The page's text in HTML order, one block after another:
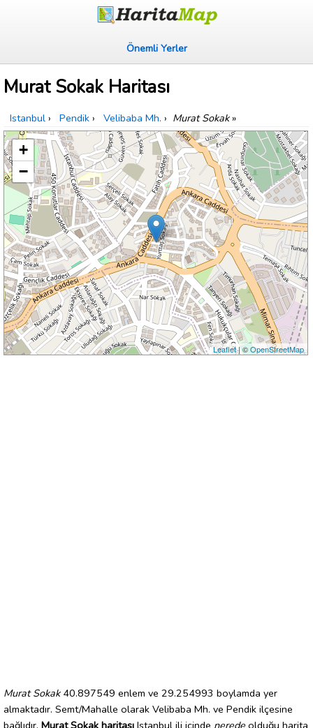
Önemli Yerler
Murat Sokak Haritası
Istanbul › Pendik › Velibaba Mh. › Murat Sokak»
+
−
Leaflet| ©OpenStreetMap
Murat Sokak40.897549 enlem ve 29.254993 boylamda yer
almaktadır. Semt/Mahalle olarak Velibaba Mh. ve Pendik ilçesine
bağlıdır. Murat Sokak haritası Istanbul ili içinde nerede olduğu harita